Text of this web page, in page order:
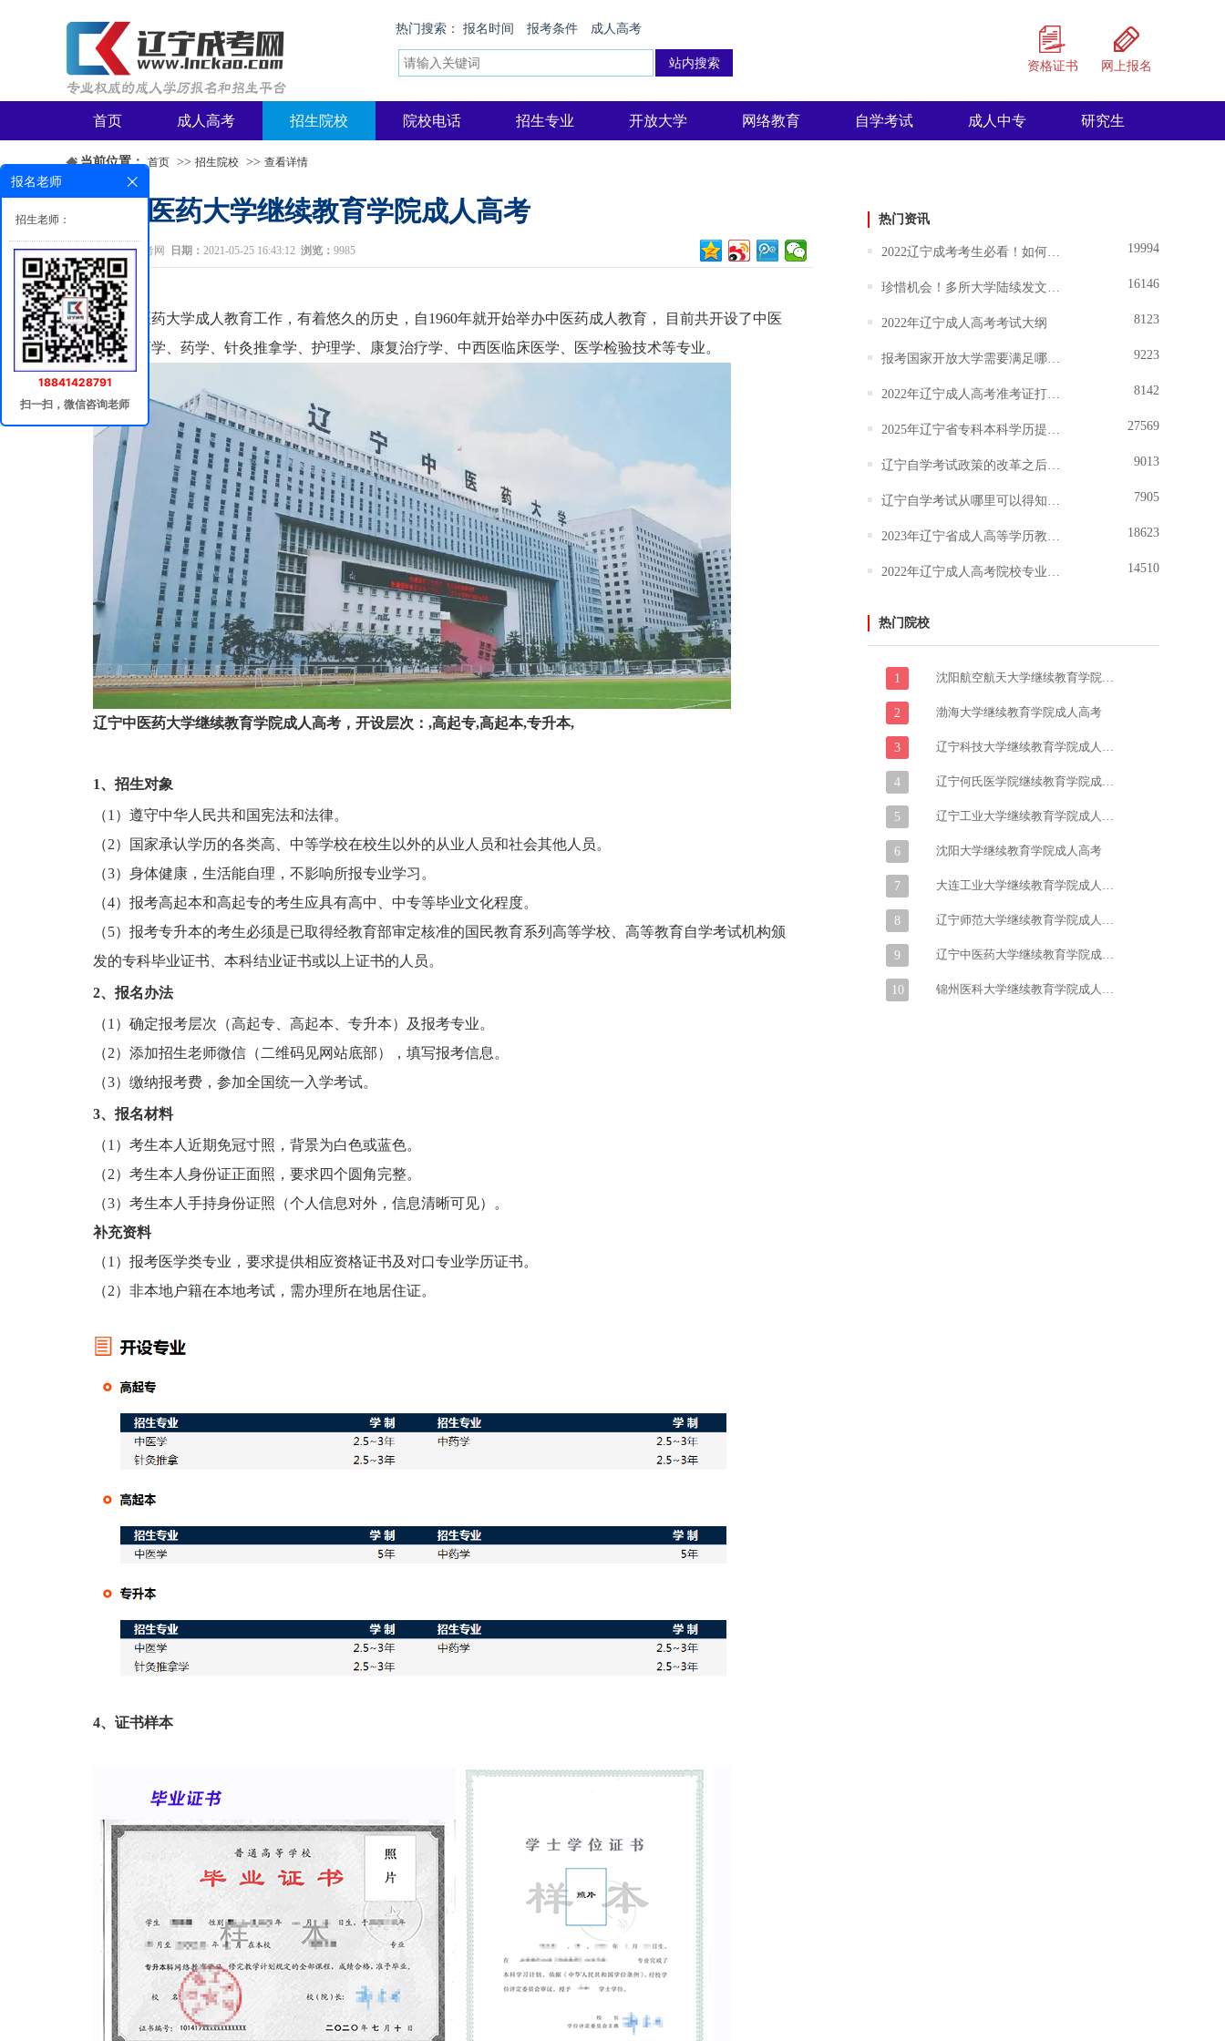
热门搜索： 报名时间 报考条件 成人高考
资格证书 网上报名
首页 成人高考 招生院校 院校电话 招生专业 开放大学 网络教育 自学考试 成人中专 研究生
当前位置： 首页 >> 招生院校 >> 查看详情
辽宁中医药大学继续教育学院成人高考
来源： 辽宁成考网 日期： 2021-05-25 16:43:12 浏览： 9985
辽宁中医药大学成人教育工作，有着悠久的历史，自1960年就开始举办中医药成人教育， 目前共开设了中医
学、中药学、药学、针灸推拿学、护理学、康复治疗学、中西医临床医学、医学检验技术等专业。
辽宁中医药大学继续教育学院成人高考，开设层次：,高起专,高起本,专升本,
1、招生对象
（1）遵守中华人民共和国宪法和法律。
（2）国家承认学历的各类高、中等学校在校生以外的从业人员和社会其他人员。
（3）身体健康，生活能自理，不影响所报专业学习。
（4）报考高起本和高起专的考生应具有高中、中专等毕业文化程度。
（5）报考专升本的考生必须是已取得经教育部审定核准的国民教育系列高等学校、高等教育自学考试机构颁
发的专科毕业证书、本科结业证书或以上证书的人员。
2、报名办法
（1）确定报考层次（高起专、高起本、专升本）及报考专业。
（2）添加招生老师微信（二维码见网站底部），填写报考信息。
（3）缴纳报考费，参加全国统一入学考试。
3、报名材料
（1）考生本人近期免冠寸照，背景为白色或蓝色。
（2）考生本人身份证正面照，要求四个圆角完整。
（3）考生本人手持身份证照（个人信息对外，信息清晰可见）。
补充资料
（1）报考医学类专业，要求提供相应资格证书及对口专业学历证书。
（2）非本地户籍在本地考试，需办理所在地居住证。
4、证书样本
热门资讯
2022辽宁成考考生必看！如何选择适合自己的大学和专业？ 19994
珍惜机会！多所大学陆续发文暂停招生,成人学历将越来越难！ 16146
2022年辽宁成人高考考试大纲 8123
报考国家开放大学需要满足哪些条件？ 9223
2022年辽宁成人高考准考证打印时间 8142
2025年辽宁省专科本科学历提升报名 27569
辽宁自学考试政策的改革之后难度技术有所调整吗 9013
辽宁自学考试从哪里可以得知报名和报考的信息？ 7905
2023年辽宁省成人高等学历教育报考指南 18623
2022年辽宁成人高考院校专业志愿填报说明 14510
热门院校
1 沈阳航空航天大学继续教育学院成人高考
2 渤海大学继续教育学院成人高考
3 辽宁科技大学继续教育学院成人高考
4 辽宁何氏医学院继续教育学院成人高考
5 辽宁工业大学继续教育学院成人高考
6 沈阳大学继续教育学院成人高考
7 大连工业大学继续教育学院成人高考
8 辽宁师范大学继续教育学院成人高考
9 辽宁中医药大学继续教育学院成人高考
10 锦州医科大学继续教育学院成人高考
报名老师
招生老师：
18841428791
扫一扫，微信咨询老师